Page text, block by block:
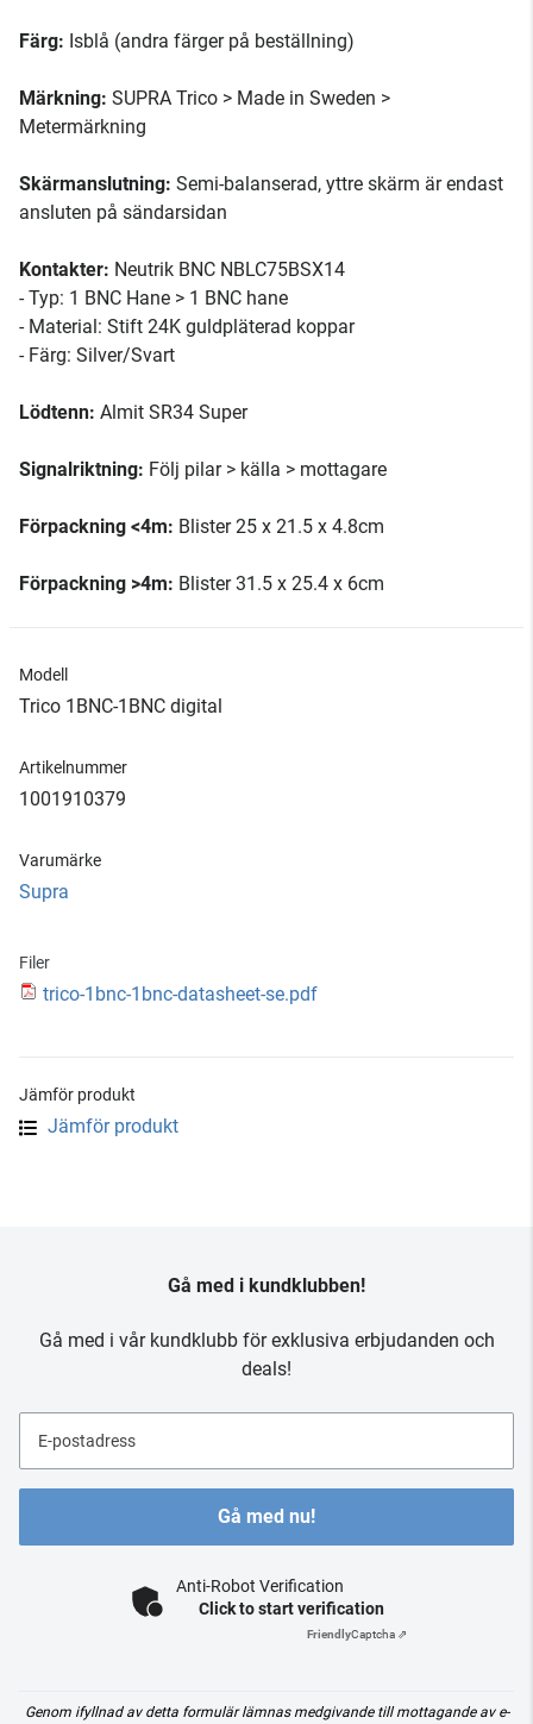
Färg: Isblå (andra färger på beställning)
Märkning: SUPRA Trico > Made in Sweden >
Metermärkning
Skärmanslutning: Semi-balanserad, yttre skärm är endast
ansluten på sändarsidan
Kontakter: Neutrik BNC NBLC75BSX14
- Typ: 1 BNC Hane > 1 BNC hane
- Material: Stift 24K guldpläterad koppar
- Färg: Silver/Svart
Lödtenn: Almit SR34 Super
Signalriktning: Följ pilar > källa > mottagare
Förpackning <4m: Blister 25 x 21.5 x 4.8cm
Förpackning >4m: Blister 31.5 x 25.4 x 6cm
Modell
Trico 1BNC-1BNC digital
Artikelnummer
1001910379
Varumärke
Supra
Filer
trico-1bnc-1bnc-datasheet-se.pdf
Jämför produkt
Jämför produkt
Gå med i kundklubben!
Gå med i vår kundklubb för exklusiva erbjudanden och
deals!
E-postadress
Gå med nu!
Anti-Robot Verification
Click to start verification
FriendlyCaptcha ⇗
Genom ifyllnad av detta formulär lämnas medgivande till mottagande av e-